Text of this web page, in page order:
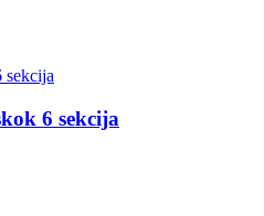
6 sekcija